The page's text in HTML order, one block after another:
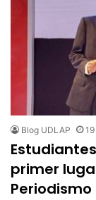
Blog UDLAP
primer